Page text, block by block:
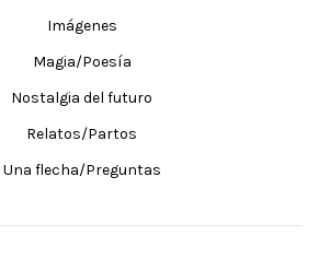
Imágenes
Magia/Poesía
Nostalgia del futuro
Relatos/Partos
Una flecha/Preguntas